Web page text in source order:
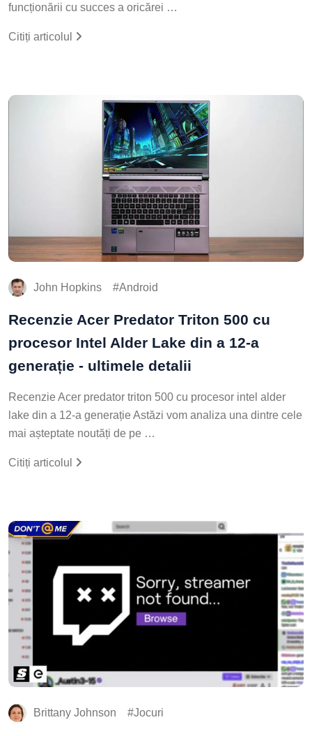
funcționării cu succes a oricărei …
Citiți articolul
John Hopkins Android
Recenzie Acer Predator Triton 500 cu
procesor Intel Alder Lake din a 12-a
generație - ultimele detalii
Recenzie Acer predator triton 500 cu procesor intel alder
lake din a 12-a generație Astăzi vom analiza una dintre cele
mai așteptate noutăți de pe …
Citiți articolul
Brittany Johnson Jocuri